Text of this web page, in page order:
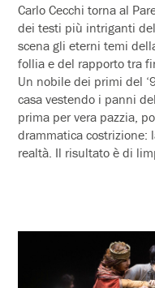
Carlo Cecchi torna al
dei testi più intriganti
scena gli eterni temi
follia e del rapporto tra
Un nobile dei primi del
casa vestendo i panni
prima per vera pazzia,
drammatica costrizione:
realtà. Il risultato è di